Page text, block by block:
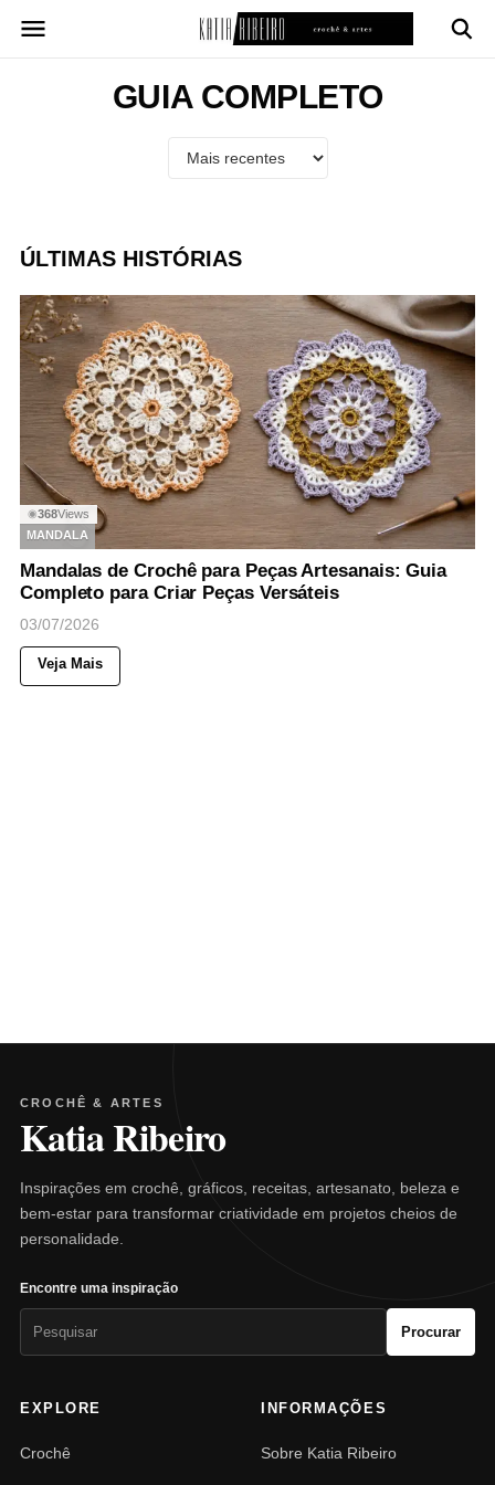
para
GUIA COMPLETO
ÚLTIMAS HISTÓRIAS
◉368Views
MANDALA
Mandalas de Crochê para Peças Artesanais: Guia
Completo para Criar Peças Versáteis
03/07/2026
Veja Mais
CROCHÊ & ARTES
Katia Ribeiro
Inspirações em crochê, gráficos, receitas, artesanato, beleza e
bem-estar para transformar criatividade em projetos cheios de
personalidade.
Encontre uma inspiração
Procurar
EXPLORE
Crochê
INFORMAÇÕES
Sobre Katia Ribeiro